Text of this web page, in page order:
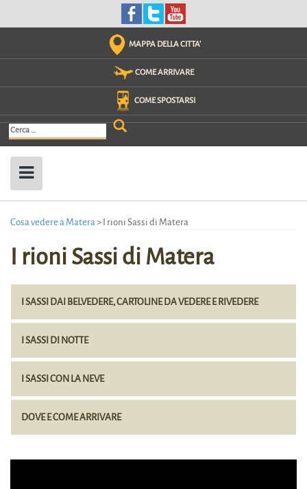
MAPPA DELLA CITTA'
COME ARRIVARE
COME SPOSTARSI
Ricerca
per:
Cosa vedere a Matera> I rioni Sassi di Matera
I rioni Sassi di Matera
I SASSI DAI BELVEDERE, CARTOLINE DA VEDERE E RIVEDERE
I SASSI DI NOTTE
I SASSI CON LA NEVE
DOVE E COME ARRIVARE